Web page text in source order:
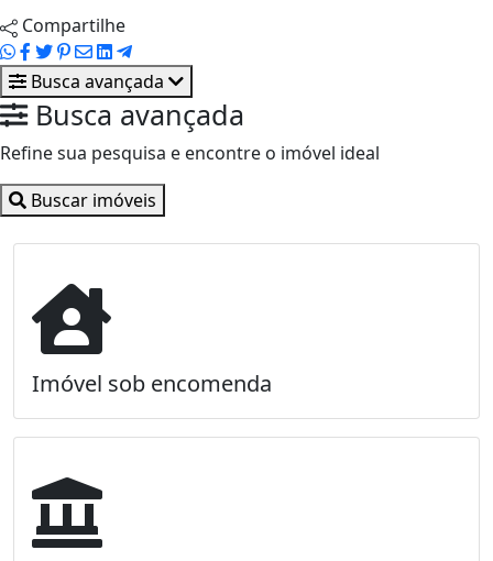
Compartilhe
Busca avançada
Busca avançada
Refine sua pesquisa e encontre o imóvel ideal
Buscar imóveis
Imóvel sob encomenda